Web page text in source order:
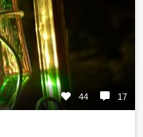
44 17